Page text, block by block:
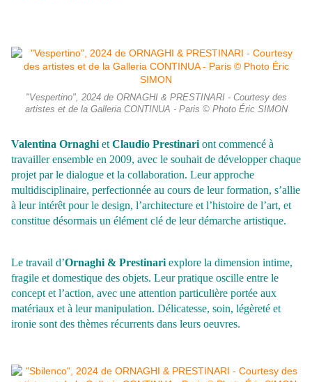
"Vespertino", 2024 de ORNAGHI & PRESTINARI - Courtesy des
artistes et de la Galleria CONTINUA - Paris © Photo Éric SIMON
Valentina Ornaghi et Claudio Prestinari ont commencé à
travailler ensemble en 2009, avec le souhait de développer chaque
projet par le dialogue et la collaboration. Leur approche
multidisciplinaire, perfectionnée au cours de leur formation, s’allie
à leur intérêt pour le design, l’architecture et l’histoire de l’art, et
constitue désormais un élément clé de leur démarche artistique.
Le travail d’Ornaghi & Prestinari explore la dimension intime,
fragile et domestique des objets. Leur pratique oscille entre le
concept et l’action, avec une attention particulière portée aux
matériaux et à leur manipulation. Délicatesse, soin, légèreté et
ironie sont des thèmes récurrents dans leurs oeuvres.